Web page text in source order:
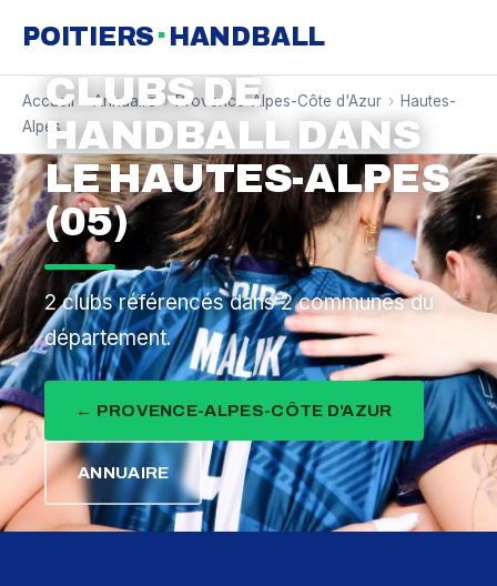
POITIERS · HANDBALL
Accueil Annuaire › Provence-Alpes-Côte d'Azur › Hautes-
Alpes
CLUBS DE
HANDBALL DANS
LE HAUTES-ALPES
(05)
2 clubs référencés dans 2 communes du
département.
← PROVENCE-ALPES-CÔTE D'AZUR
ANNUAIRE